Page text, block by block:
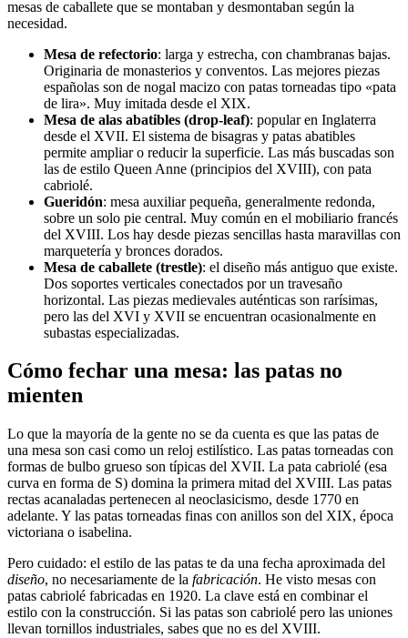
mesas de caballete que se montaban y desmontaban según la
necesidad.
Mesa de refectorio: larga y estrecha, con chambranas bajas.
Originaria de monasterios y conventos. Las mejores piezas
españolas son de nogal macizo con patas torneadas tipo «pata
de lira». Muy imitada desde el XIX.
Mesa de alas abatibles (drop-leaf): popular en Inglaterra
desde el XVII. El sistema de bisagras y patas abatibles
permite ampliar o reducir la superficie. Las más buscadas son
las de estilo Queen Anne (principios del XVIII), con pata
cabriolé.
Gueridón: mesa auxiliar pequeña, generalmente redonda,
sobre un solo pie central. Muy común en el mobiliario francés
del XVIII. Los hay desde piezas sencillas hasta maravillas con
marquetería y bronces dorados.
Mesa de caballete (trestle): el diseño más antiguo que existe.
Dos soportes verticales conectados por un travesaño
horizontal. Las piezas medievales auténticas son rarísimas,
pero las del XVI y XVII se encuentran ocasionalmente en
subastas especializadas.
Cómo fechar una mesa: las patas no
mienten
Lo que la mayoría de la gente no se da cuenta es que las patas de
una mesa son casi como un reloj estilístico. Las patas torneadas con
formas de bulbo grueso son típicas del XVII. La pata cabriolé (esa
curva en forma de S) domina la primera mitad del XVIII. Las patas
rectas acanaladas pertenecen al neoclasicismo, desde 1770 en
adelante. Y las patas torneadas finas con anillos son del XIX, época
victoriana o isabelina.
Pero cuidado: el estilo de las patas te da una fecha aproximada del
diseño, no necesariamente de la fabricación. He visto mesas con
patas cabriolé fabricadas en 1920. La clave está en combinar el
estilo con la construcción. Si las patas son cabriolé pero las uniones
llevan tornillos industriales, sabes que no es del XVIII.